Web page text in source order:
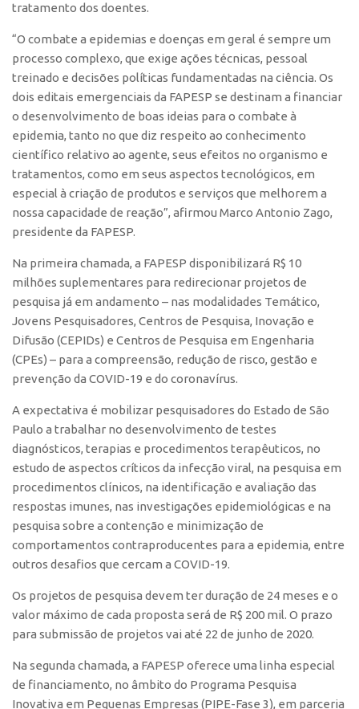
CEPIX
CPEs
INCTs
PRPI/USP
InovaUSP
Comunicação
Eventos
Agenda AUSPIN
Fala Inovação
Edição 2025
Edição 2021
Edição 2019
Edição 2017
Inovação em Números
Propriedade Intelectual
Formas de Proteção
Patentes
Softwares
Cultivares
Buscar Anterioridade
Como solicitar
VPI – Vocação para Inovação
tratamento dos doentes.
“O combate a epidemias e doenças em geral é sempre um
processo complexo, que exige ações técnicas, pessoal
treinado e decisões políticas fundamentadas na ciência. Os
dois editais emergenciais da FAPESP se destinam a financiar
o desenvolvimento de boas ideias para o combate à
epidemia, tanto no que diz respeito ao conhecimento
científico relativo ao agente, seus efeitos no organismo e
tratamentos, como em seus aspectos tecnológicos, em
especial à criação de produtos e serviços que melhorem a
nossa capacidade de reação”, afirmou Marco Antonio Zago,
presidente da FAPESP.
Na primeira chamada, a FAPESP disponibilizará R$ 10
milhões suplementares para redirecionar projetos de
pesquisa já em andamento – nas modalidades Temático,
Jovens Pesquisadores, Centros de Pesquisa, Inovação e
Difusão (CEPIDs) e Centros de Pesquisa em Engenharia
(CPEs) – para a compreensão, redução de risco, gestão e
prevenção da COVID-19 e do coronavírus.
A expectativa é mobilizar pesquisadores do Estado de São
Paulo a trabalhar no desenvolvimento de testes
diagnósticos, terapias e procedimentos terapêuticos, no
estudo de aspectos críticos da infecção viral, na pesquisa em
procedimentos clínicos, na identificação e avaliação das
respostas imunes, nas investigações epidemiológicas e na
pesquisa sobre a contenção e minimização de
comportamentos contraproducentes para a epidemia, entre
outros desafios que cercam a COVID-19.
Os projetos de pesquisa devem ter duração de 24 meses e o
valor máximo de cada proposta será de R$ 200 mil. O prazo
para submissão de projetos vai até 22 de junho de 2020.
Na segunda chamada, a FAPESP oferece uma linha especial
de financiamento, no âmbito do Programa Pesquisa
Inovativa em Pequenas Empresas (PIPE-Fase 3), em parceria